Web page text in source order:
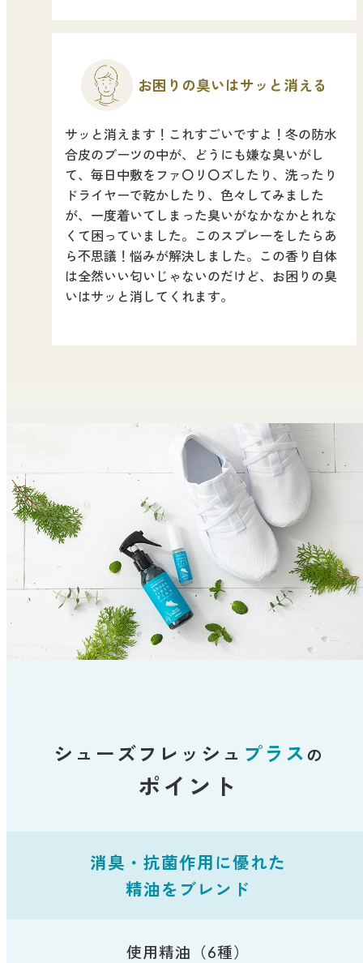
お困りの臭いはサッと消える
サッと消えます！これすごいですよ！冬の防水
合皮のブーツの中が、どうにも嫌な臭いがし
て、毎日中敷をファ〇リ〇ズしたり、洗ったり
ドライヤーで乾かしたり、色々してみました
が、一度着いてしまった臭いがなかなかとれな
くて困っていました。このスプレーをしたらあ
ら不思議！悩みが解決しました。この香り自体
は全然いい匂いじゃないのだけど、お困りの臭
いはサッと消してくれます。
シューズフレッシュ プラス の
ポイント
消臭・抗菌作用に優れた
精油をブレンド
使用精油（6種）